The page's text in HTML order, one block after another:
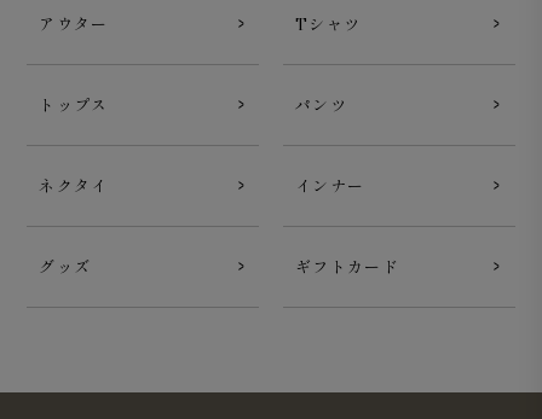
アウター Tシャツ
トップス パンツ
ネクタイ インナー
グッズ ギフトカード